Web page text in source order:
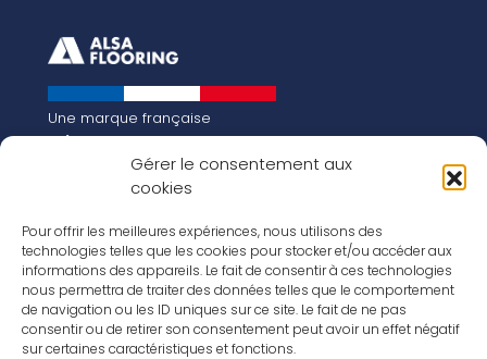
Gérer le consentement aux
cookies
Pour offrir les meilleures expériences, nous utilisons des
technologies telles que les cookies pour stocker et/ou accéder aux
informations des appareils. Le fait de consentir à ces technologies
nous permettra de traiter des données telles que le comportement
de navigation ou les ID uniques sur ce site. Le fait de ne pas
consentir ou de retirer son consentement peut avoir un effet négatif
sur certaines caractéristiques et fonctions.
Une marque française
Qui sommes-nous
Notre histoire
Les chiffres clés
FR
EN
Nos revêtements
Nos Stratifiés
Nos accessoires
Nos parquets